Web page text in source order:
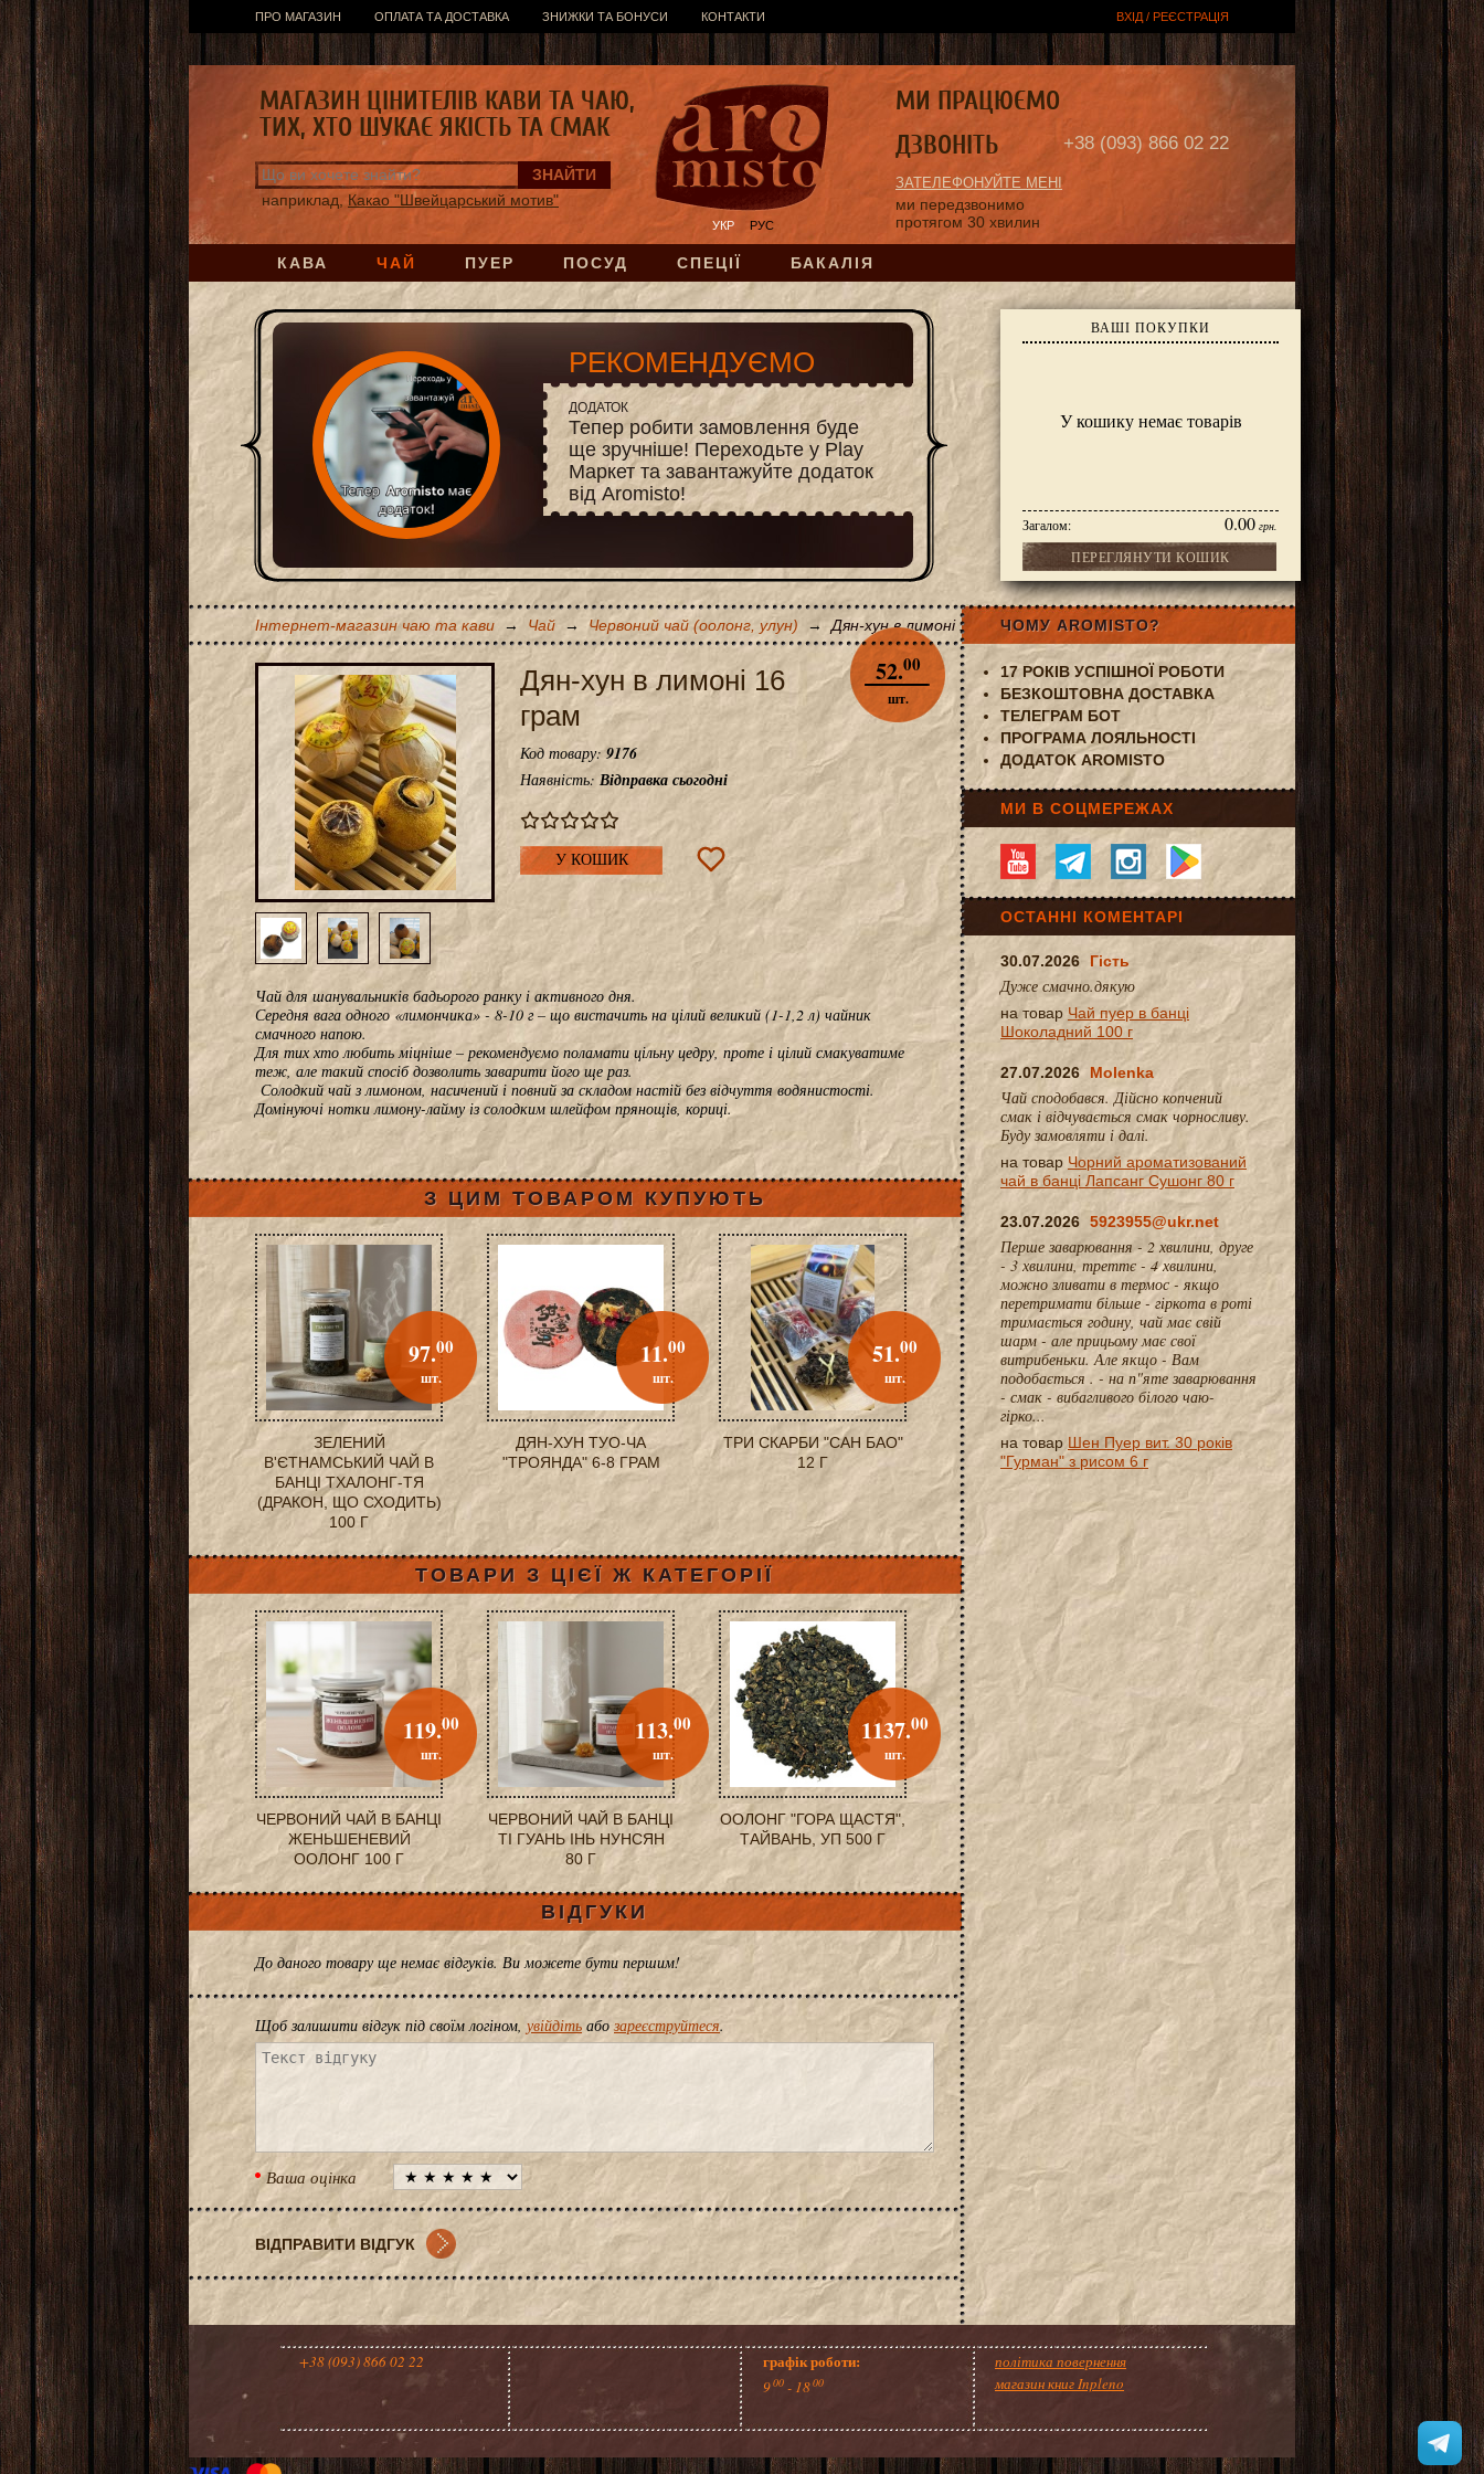
ПРО МАГАЗИН ОПЛАТА ТА ДОСТАВКА ЗНИЖКИ ТА БОНУСИ КОНТАКТИ ВХІД / РЕЄСТРАЦІЯ
КАВА ЧАЙ ПУЕР ПОСУД СПЕЦІЇ БАКАЛІЯ
УКР РУС
наприклад, Какао "Швейцарський мотив"
ВАШІ ПОКУПКИ
У кошику немає товарів
Загалом: 0.00 грн.
ПЕРЕГЛЯНУТИ КОШИК
+38 (093) 866 02 22
ЗАТЕЛЕФОНУЙТЕ МЕНІ
ми передзвонимо
протягом 30 хвилин
МАГАЗИН ЦІНИТЕЛІВ КАВИ ТА ЧАЮ,
ТИХ, ХТО ШУКАЄ ЯКІСТЬ ТА СМАК
МИ ПРАЦЮЄМО
ДЗВОНІТЬ
РЕКОМЕНДУЄМО
ДОДАТОК
Тепер робити замовлення буде
ще зручніше! Переходьте у Play
Маркет та завантажуйте додаток
від Aromisto!
Інтернет-магазин чаю та кави → Чай → Червоний чай (оолонг, улун) → Дян-хун в лимоні 16 грам
Дян-хун в лимоні 16
грам
52.00
шт.
Код товару:9176
Наявність: Відправка сьогодні
У КОШИК
Чай для шанувальників бадьорого ранку і активного дня.
Середня вага одного «лимончика» - 8-10 г – що вистачить на цілий великий (1-1,2 л) чайник
смачного напою.
Для тих хто любить міцніше – рекомендуємо поламати цільну цедру, проте і цілий смакуватиме
теж, але такий спосіб дозволить заварити його ще раз.
Солодкий чай з лимоном, насичений і повний за складом настій без відчуття водянистості.
Домінуючі нотки лимону-лайму із солодким шлейфом прянощів, кориці.
З ЦИМ ТОВАРОМ КУПУЮТЬ
ЗЕЛЕНИЙ
В'ЄТНАМСЬКИЙ ЧАЙ В
БАНЦІ ТХАЛОНГ-ТЯ
(ДРАКОН, ЩО СХОДИТЬ)
100 Г
97.00
шт.
ДЯН-ХУН ТУО-ЧА
"ТРОЯНДА" 6-8 ГРАМ
11.00
шт.
ТРИ СКАРБИ "САН БАО"
12 Г
51.00
шт.
ТОВАРИ З ЦІЄЇ Ж КАТЕГОРІЇ
ЧЕРВОНИЙ ЧАЙ В БАНЦІ
ЖЕНЬШЕНЕВИЙ
ООЛОНГ 100 Г
119.00
шт.
ЧЕРВОНИЙ ЧАЙ В БАНЦІ
ТІ ГУАНЬ ІНЬ НУНСЯН
80 Г
113.00
шт.
ООЛОНГ "ГОРА ЩАСТЯ",
ТАЙВАНЬ, УП 500 Г
1137.00
шт.
ВІДГУКИ
До даного товару ще немає відгуків. Ви можете бути першим!
Щоб залишити відгук під своїм логіном, увійдіть або зареєструйтеся.
Ваша оцінка
ЧОМУ AROMISTO?
17 РОКІВ УСПІШНОЇ РОБОТИ
БЕЗКОШТОВНА ДОСТАВКА
ТЕЛЕГРАМ БОТ
ПРОГРАМА ЛОЯЛЬНОСТІ
ДОДАТОК AROMISTO
МИ В СОЦМЕРЕЖАХ
ОСТАННІ КОМЕНТАРІ
30.07.2026 Гість
Дуже смачно.дякую
на товар Чай пуер в банці
Шоколадний 100 г
27.07.2026 Molenka
Чай сподобався. Дійсно копчений
смак і відчувається смак чорносливу.
Буду замовляти і далі.
на товар Чорний ароматизований
чай в банці Лапсанг Сушонг 80 г
23.07.2026 5923955@ukr.net
Перше заварювання - 2 хвилини, друге
- 3 хвилини, треттє - 4 хвилини,
можно зливати в термос - якщо
перетримати більше - гіркота в роті
тримається годину, чай має свій
шарм - але прицьому має свої
витрибеньки. Але якщо - Вам
подобається . - на п"яте заварювання
- смак - вибагливого білого чаю-
гірко...
на товар Шен Пуер вит. 30 років
"Гурман" з рисом 6 г
+38 (093) 866 02 22 графік роботи:
900 - 1800
політика повернення
магазин книг Inpleno